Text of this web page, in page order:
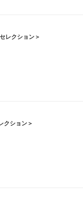
レクション＞
クション＞